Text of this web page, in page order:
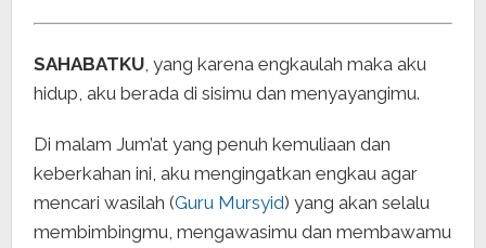
SAHABATKU , yang karena engkaulah maka aku
hidup, aku berada di sisimu dan menyayangimu.
Di malam Jum’at yang penuh kemuliaan dan
keberkahan ini, aku mengingatkan engkau agar
mencari wasilah (Guru Mursyid) yang akan selalu
membimbingmu, mengawasimu dan membawamu